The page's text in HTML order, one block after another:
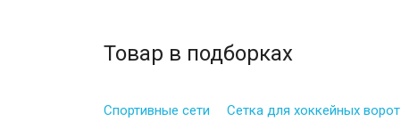
Товар в подборках
Спортивные сети Сетка для хоккейных ворот